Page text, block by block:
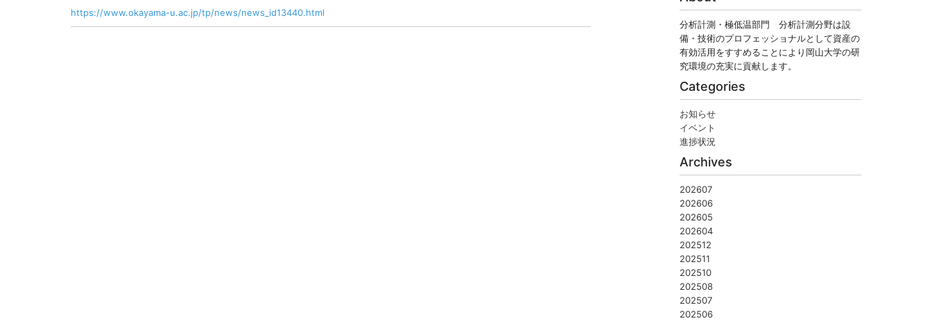
https://www.okayama-u.ac.jp/tp/news/news_id13440.html
分析計測・極低温部門 分析計測分野は設
備・技術のプロフェッショナルとして資産の
有効活用をすすめることにより岡山大学の研
究環境の充実に貢献します。
Categories
お知らせ
イベント
進捗状況
Archives
202607
202606
202605
202604
202512
202511
202510
202508
202507
202506